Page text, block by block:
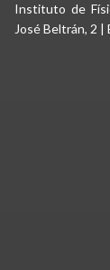
Instituto de
José Beltrán, 2 |